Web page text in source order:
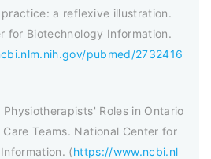
a reflexive illustration.
for Biotechnology Information.
pubmed/2732416
Roles in Ontario
Teams. National Center for
(https://www.ncbi.nl